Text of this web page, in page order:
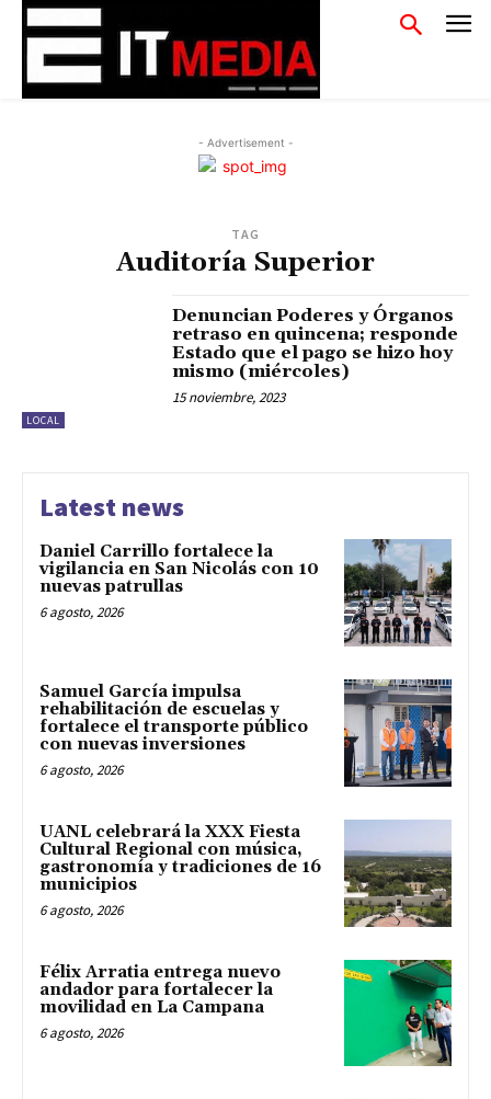
- Advertisement -
TAG
Auditoría Superior
LOCAL
Denuncian Poderes y Órganos
retraso en quincena; responde
Estado que el pago se hizo hoy
mismo (miércoles)
15 noviembre, 2023
Latest news
Daniel Carrillo fortalece la
vigilancia en San Nicolás con 10
nuevas patrullas
6 agosto, 2026
Samuel García impulsa
rehabilitación de escuelas y
fortalece el transporte público
con nuevas inversiones
6 agosto, 2026
UANL celebrará la XXX Fiesta
Cultural Regional con música,
gastronomía y tradiciones de 16
municipios
6 agosto, 2026
Félix Arratia entrega nuevo
andador para fortalecer la
movilidad en La Campana
6 agosto, 2026